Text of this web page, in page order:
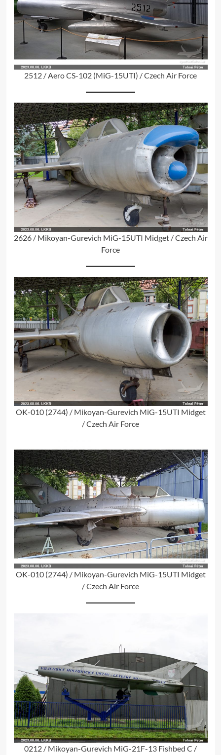
2512 / Aero CS-102 (MiG-15UTI) / Czech Air Force
2626 / Mikoyan-Gurevich MiG-15UTI Midget / Czech Air
Force
OK-010 (2744) / Mikoyan-Gurevich MiG-15UTI Midget
/ Czech Air Force
OK-010 (2744) / Mikoyan-Gurevich MiG-15UTI Midget
/ Czech Air Force
0212 / Mikoyan-Gurevich MiG-21F-13 Fishbed C /